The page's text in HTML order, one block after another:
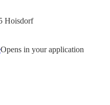
Hoisdorf
Opens in your application